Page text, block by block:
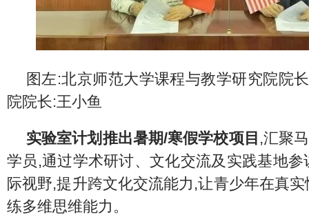
图左:北京师范大学课程与教学研究院院
院院长:王小鱼
实验室计划推出暑期/寒假学校项目 ,汇聚
学员,通过学术研讨、文化交流及实践基地
际视野,提升跨文化交流能力,让青少年在真
练多维思维能力。